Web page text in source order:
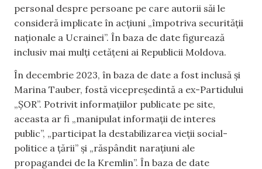
personal despre persoane pe care autorii săi le
consideră implicate în acțiuni „împotriva securității
naționale a Ucrainei”. În baza de date figurează
inclusiv mai mulți cetățeni ai Republicii Moldova.
În decembrie 2023, în baza de date a fost inclusă și
Marina Tauber, fostă vicepreședintă a ex-Partidului
„ȘOR”. Potrivit informațiilor publicate pe site,
aceasta ar fi „manipulat informații de interes
public”, „participat la destabilizarea vieții social-
politice a țării” și „răspândit narațiuni ale
propagandei de la Kremlin”. În baza de date